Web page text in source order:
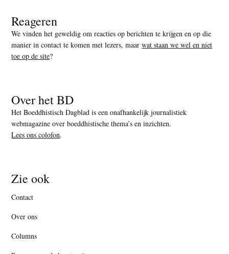
Reageren
We vinden het geweldig om reacties op berichten te krijgen en op die
manier in contact te komen met lezers, maarwat staan we wel en niet
toe op de site?
Over het BD
Het Boeddhistisch Dagblad is een onafhankelijk journalistiek
webmagazine over boeddhistische thema’s en inzichten.
Lees ons colofon.
Zie ook
Contact
Over ons
Columns